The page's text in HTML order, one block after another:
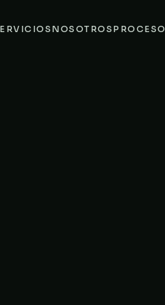
NOSOTROSPROCESO